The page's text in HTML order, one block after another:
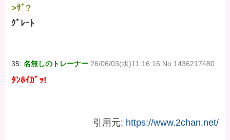
>ｻﾞ?
ｸﾞﾚｰﾄ
35:名無しのトレーナー 26/06/03(水)11:16:16 No.1436217480
ﾀﾝﾎｲｶﾞｯ!
引用元: https://www.2chan.net/